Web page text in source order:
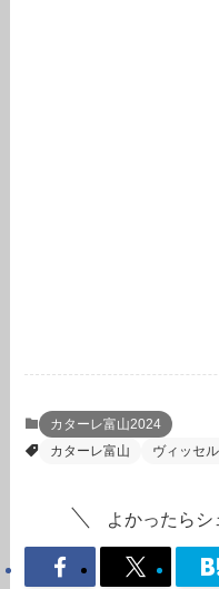
カターレ富山2024
カターレ富山
ヴィッセ
よかったら